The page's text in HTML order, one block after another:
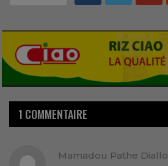
1 COMMENTAIRE
Mamadou Pathe Diallo